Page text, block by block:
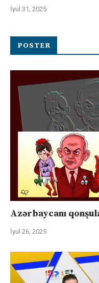
İyul 31, 2025
POSTER
Azərbaycanı
İyul 26, 2025